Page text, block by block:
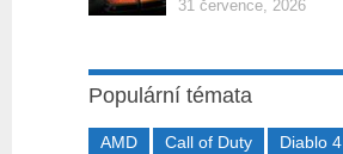
31 července, 2026
Populární témata
AMD Call of Duty Diablo 4